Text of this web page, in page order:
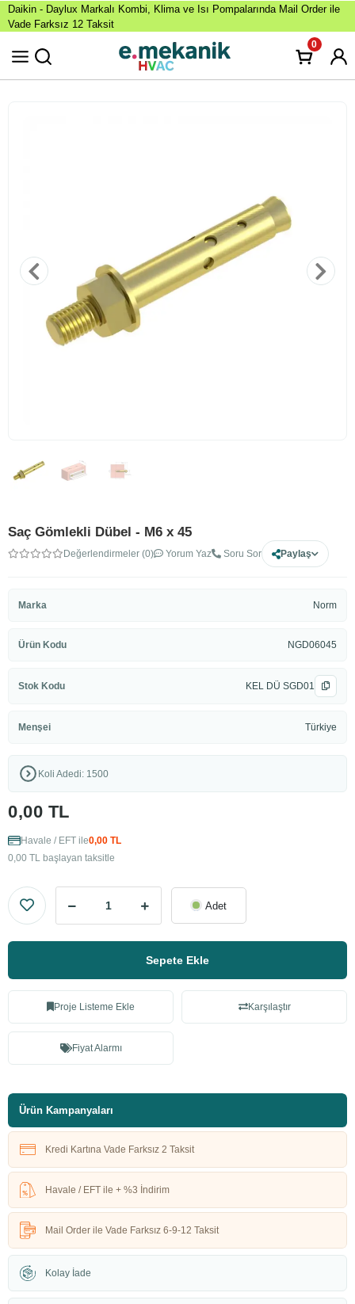
Daikin - Daylux Markalı Kombi, Klima ve Isı Pompalarında Mail Order ile
Vade Farksız 12 Taksit
0
Saç Gömlekli Dübel - M6 x 45
Değerlendirmeler (0) Yorum Yaz Soru Sor Paylaş
Marka Norm
Ürün Kodu NGD06045
Stok Kodu KEL DÜ SGD01
Menşei Türkiye
Koli Adedi: 1500
0,00 TL
Havale / EFT ile0,00 TL
0,00 TL başlayan taksitle
Adet
Sepete Ekle
Proje Listeme Ekle Karşılaştır
Fiyat Alarmı
Ürün Kampanyaları
Kredi Kartına Vade Farksız 2 Taksit
Havale / EFT ile + %3 İndirim
Mail Order ile Vade Farksız 6-9-12 Taksit
Kolay İade